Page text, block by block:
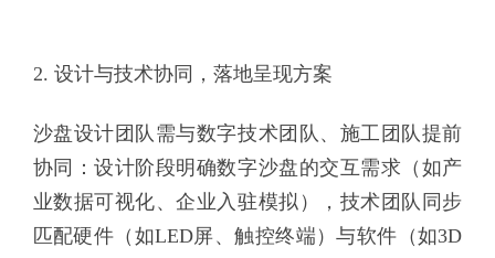
2. 设计与技术协同，落地呈现方案
沙盘设计团队需与数字技术团队、施工团队提前
协同：设计阶段明确数字沙盘的交互需求（如产
业数据可视化、企业入驻模拟），技术团队同步
匹配硬件（如LED屏、触控终端）与软件（如3D